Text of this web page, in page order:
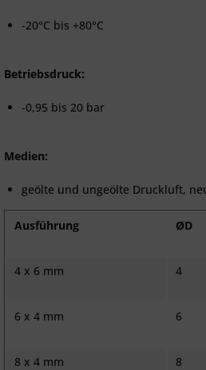
-20°C bis +80°C
Betriebsdruck:
-0,95 bis 20 bar
Medien:
geölte und ungeölte Druckluft,
Ausführung ØD
4 x 6 mm 4
6 x 4 mm 6
8 x 4 mm 8